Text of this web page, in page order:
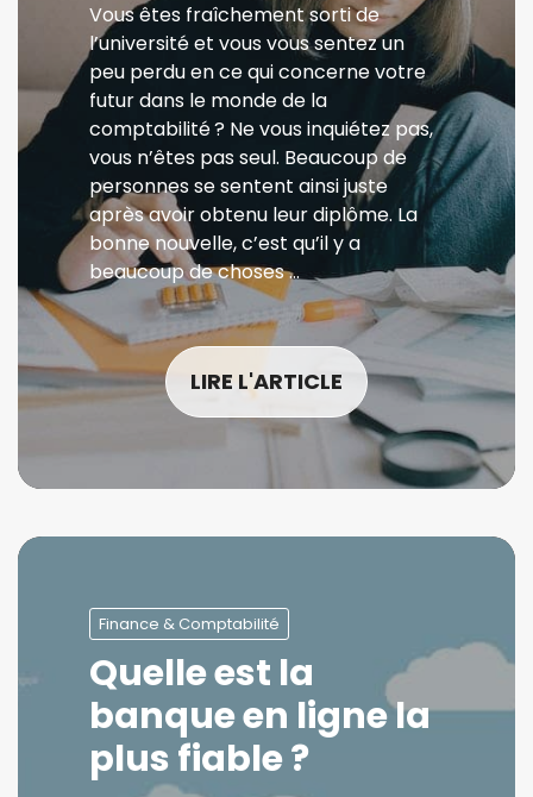
Vous êtes fraîchement sorti de
l’université et vous vous sentez un
peu perdu en ce qui concerne votre
futur dans le monde de la
comptabilité ? Ne vous inquiétez pas,
vous n’êtes pas seul. Beaucoup de
personnes se sentent ainsi juste
après avoir obtenu leur diplôme. La
bonne nouvelle, c’est qu’il y a
beaucoup de choses …
LIRE L'ARTICLE
Finance & Comptabilité
Quelle est la
banque en ligne la
plus fiable ?